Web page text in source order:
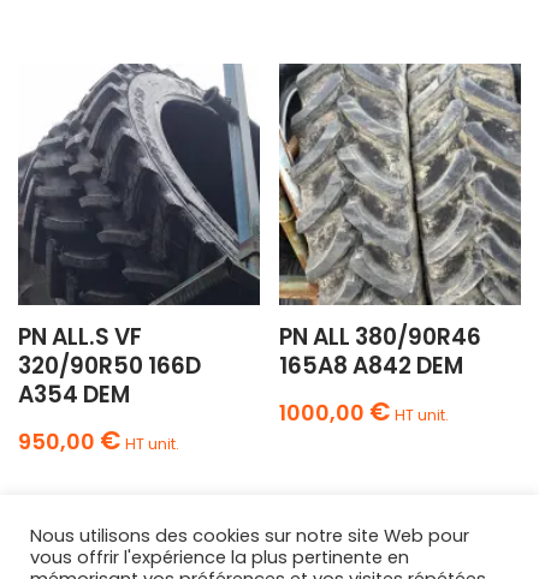
PN ALL.S VF
320/90R50 166D
A354 DEM
950,00 € HT unit.
PN ALL 380/90R46
165A8 A842 DEM
1000,00 € HT unit.
Nous utilisons des cookies sur notre site Web pour
vous offrir l'expérience la plus pertinente en